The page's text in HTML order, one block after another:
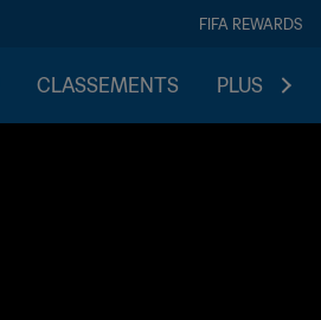
FIFA REWARDS
CLASSEMENTS PLUS